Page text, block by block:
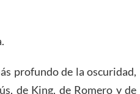
profundo de la oscuridad,
de King, de Romero y de